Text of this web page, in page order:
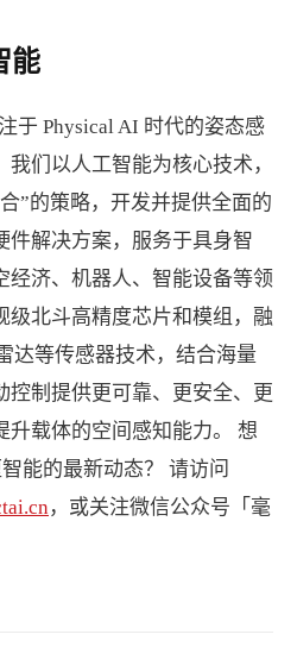
能
于 Physical AI 时代的姿态感
们以人工智能为核心技术，
”的策略，开发并提供全面的
件解决方案，服务于具身智
经济、机器人、智能设备等领
级北斗高精度芯片和模组，融
达等传感器技术，结合海量
控制提供更可靠、更安全、更
升载体的空间感知能力。 想
能的最新动态？ 请访问
，或关注微信公众号「毫